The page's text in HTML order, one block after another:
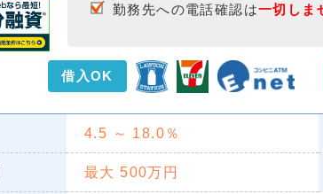
勤務先への電話確認は一切しま
借入OK
4.5 ～ 18.0％
最大 500万円